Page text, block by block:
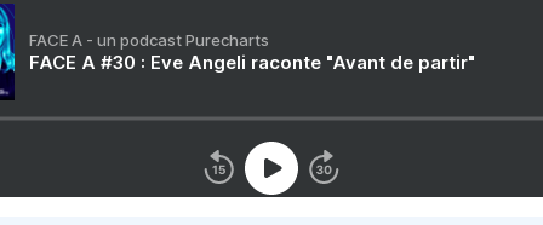
FACE A - un podcast Purecharts
FACE A #30 : Eve Angeli raconte "Avant de partir"